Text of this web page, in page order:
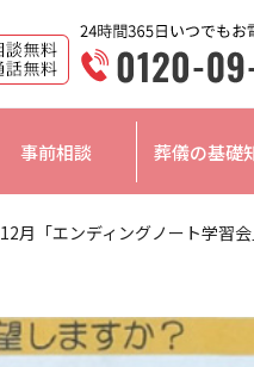
事前相談 葬儀の基礎
12月「エンディングノート学習